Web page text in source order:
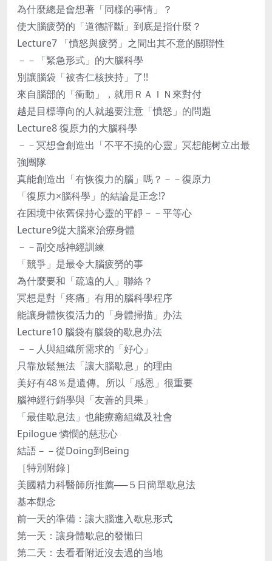
為什麼總是會想著「同樣的事情」？
使大腦疲勞的「道德評斷」到底是指什麼？
Lecture7 「憤怒與疲勞」之間出其不意的關聯性
－－「緊急形式」的大腦科學
別讓腦袋「被杏仁核挾持」了!!
來自腦部的「衝動」，就用ＲＡＩＮ來對付
越是目標導向的人就越要注意「憤怒」的問題
Lecture8 復原力的大腦科學
－－冥想會創造出「不平不撓的心靈」冥想能树立出最
強團隊
真能創造出「有恢復力的腦」嗎？－－復原力
「復原力×腦科學」的結論是正念!?
在困境中依舊保持心靈的平靜－－平等心
Lecture9從大腦來治療身體
－－副交感神經訓練
「競爭」是最令大腦疲勞的事
為什麼要和「疏遠的人」聯絡？
冥想是對「疼痛」有用的腦科學程序
能讓身體恢復活力的「身體掃描」办法
Lecture10 腦袋有腦袋的歇息办法
－－人與組織所需求的「好心」
只靠放鬆無法「讓大腦歇息」的理由
美好有48％是遺傳。所以「感恩」很重要
腦神經行銷學與「友善的貝果」
「最佳歇息法」也能療癒組織及社會
Epilogue 憐憫的慈悲心
結語－－從Doing到Being
［特別附錄］
美國精力科醫師所推薦──５日簡單歇息法
基本觀念
前一天的準備：讓大腦進入歇息形式
第一天：讓身體歇息的發懶日
第二天：去看看附近沒去過的当地